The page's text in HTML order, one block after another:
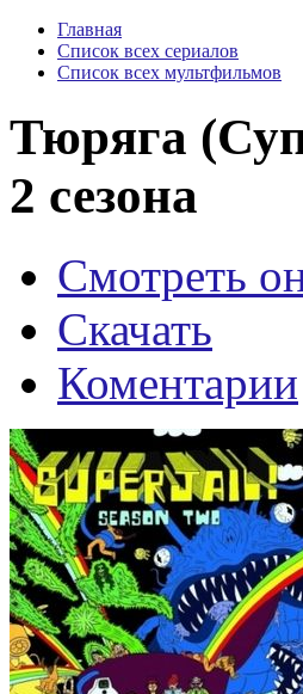
Главная
Список всех сериалов
Список всех мультфильмов
Тюряга
2 сезона
Смотреть
Скачать
Коментарии